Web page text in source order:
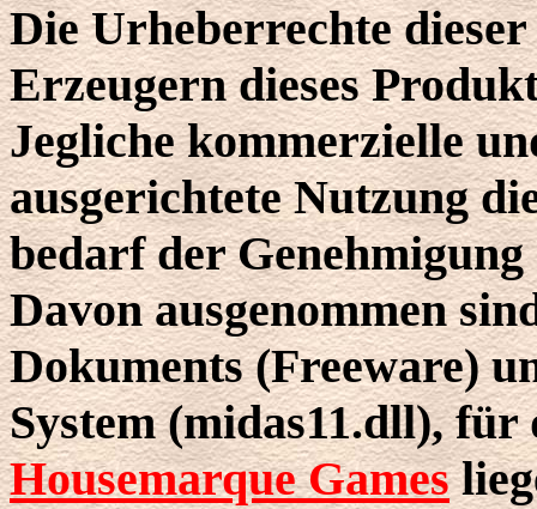
Die Urheberrechte
Erzeugern dieses
Jegliche kommerzielle
ausgerichtete Nutzung
bedarf der
Davon ausgenommen
Dokuments (Freeware)
System (midas11.dll), für
Housemarque Games